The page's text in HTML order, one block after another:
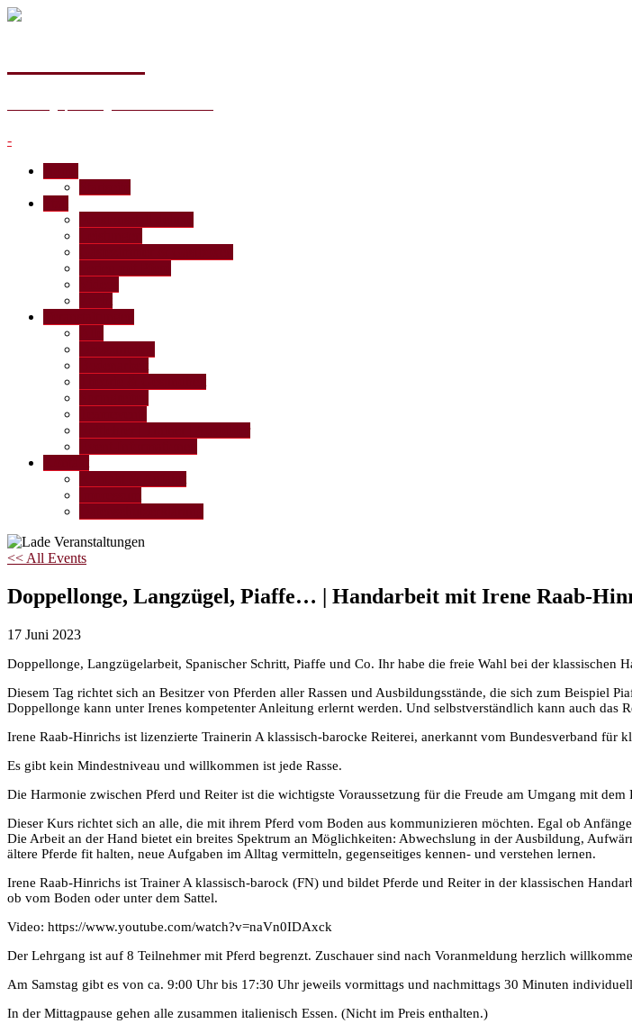
-
<< All Events
Doppellonge, Langzügel, Piaffe… | Handarbeit mit Irene Raab-
17 Juni 2023
Doppellonge, Langzügelarbeit, Spanischer Schritt, Piaffe und Co. Ihr habe die freie Wahl bei der klassischen
Diesem Tag richtet sich an Besitzer von Pferden aller Rassen und Ausbildungsstände, die sich zum Beispiel
Doppellonge kann unter Irenes kompetenter Anleitung erlernt werden. Und selbstverständlich kann auch das
Irene Raab-Hinrichs ist lizenzierte Trainerin A klassisch-barocke Reiterei, anerkannt vom Bundesverband
Es gibt kein Mindestniveau und willkommen ist jede Rasse.
Die Harmonie zwischen Pferd und Reiter ist die wichtigste Voraussetzung für die Freude am Umgang mit
Dieser Kurs richtet sich an alle, die mit ihrem Pferd vom Boden aus kommunizieren möchten. Egal ob
Die Arbeit an der Hand bietet ein breites Spektrum an Möglichkeiten: Abwechslung in der Ausbildung,
ältere Pferde fit halten, neue Aufgaben im Alltag vermitteln, gegenseitiges kennen- und verstehen lernen.
Irene Raab-Hinrichs ist Trainer A klassisch-barock (FN) und bildet Pferde und Reiter in der klassischen
ob vom Boden oder unter dem Sattel.
Video: https://www.youtube.com/watch?v=naVn0IDAxck
Der Lehrgang ist auf 8 Teilnehmer mit Pferd begrenzt. Zuschauer sind nach Voranmeldung herzlich
Am Samstag gibt es von ca. 9:00 Uhr bis 17:30 Uhr jeweils vormittags und nachmittags 30 Minuten
In der Mittagpause gehen alle zusammen italienisch Essen. (Nicht im Preis enthalten.)